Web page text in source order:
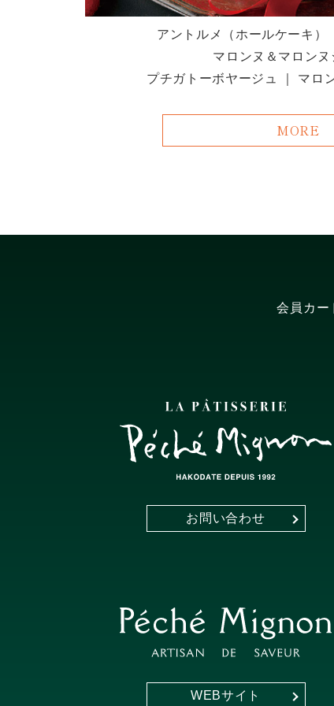
アントルメ（ホールケーキ）
マロンヌ＆マロンヌ
プチガトーボヤージュ ｜ マロ
MORE
会員カー
お問い合わせ
WEBサイト